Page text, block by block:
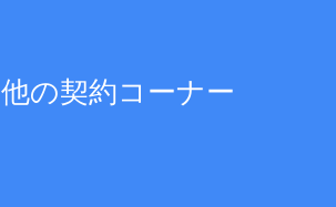
の契約コーナー